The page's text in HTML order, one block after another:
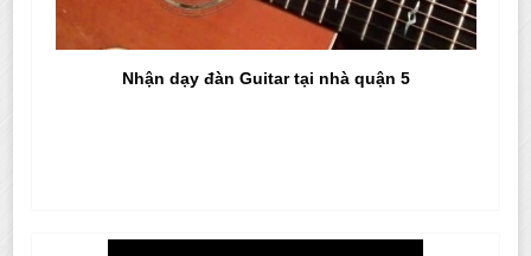
Nhận dạy đàn Guitar tại nhà quận 5